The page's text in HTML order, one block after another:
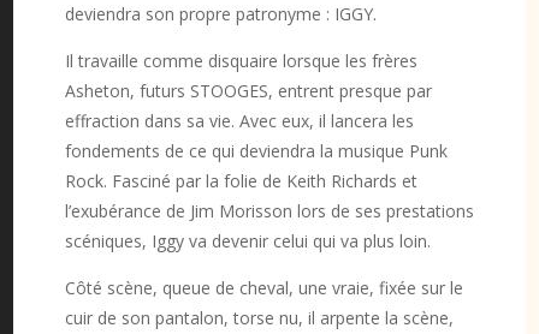
deviendra son propre patronyme : IGGY.
Il travaille comme disquaire lorsque les frères
Asheton, futurs STOOGES, entrent presque par
effraction dans sa vie. Avec eux, il lancera les
fondements de ce qui deviendra la musique Punk
Rock. Fasciné par la folie de Keith Richards et
l’exubérance de Jim Morisson lors de ses prestations
scéniques, Iggy va devenir celui qui va plus loin.
Côté scène, queue de cheval, une vraie, fixée sur le
cuir de son pantalon, torse nu, il arpente la scène,